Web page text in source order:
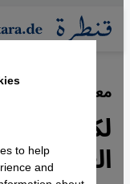
zum Inhalt springen
معاهد لدراسة
لكي لا
العربto help
and